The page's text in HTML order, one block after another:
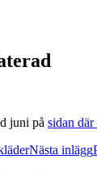
juni på sidan
Nästa inlägg